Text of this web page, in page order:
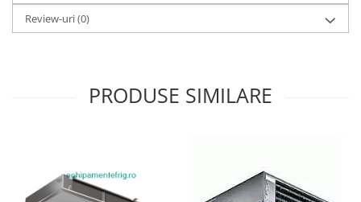
Review-uri(0)
PRODUSE SIMILARE